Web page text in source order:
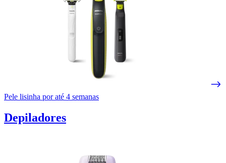
Pele lisinha por até 4 semanas
Depiladores